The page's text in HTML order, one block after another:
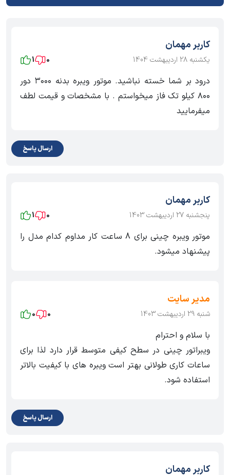
کاربر مهمان
یکشنبه 28 اردیبهشت 1404 0
1
درود بر شما خسته نباشید. موتور ویبره بدنه ۳۰۰۰ دور
۸۰۰ کیلو تک فاز میخواستم . با مشخصات و قیمت لطف
میفرمایید
ارسال پاسخ
کاربر مهمان
پنجشنبه 27 اردیبهشت 1403 0
1
موتور ویبره چینی برای 8 ساعت کار مداوم کدام مدل را
پیشنهاد میشود.
مدیر سایت
شنبه 29 اردیبهشت 1403 0
0
با سلام و احترام
ویبراتور چینی در سطح کیفی متوسط قرار دارد لذا برای
ساعات کاری طولانی بهتر است ویبره های با کیفیت بالاتر
استفاده شود.
ارسال پاسخ
کاربر مهمان